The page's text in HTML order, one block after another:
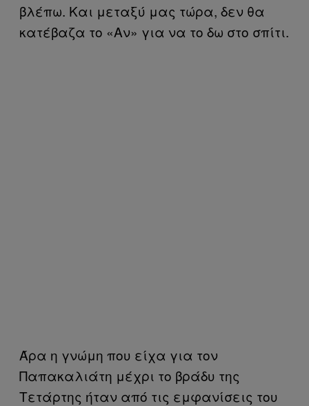
βλέπω. Και μεταξύ μας τώρα, δεν θα
κατέβαζα το «Αν» για να το δω στο σπίτι.
Άρα η γνώμη που είχα για τον
Παπακαλιάτη μέχρι το βράδυ της
Τετάρτης ήταν από τις εμφανίσεις του